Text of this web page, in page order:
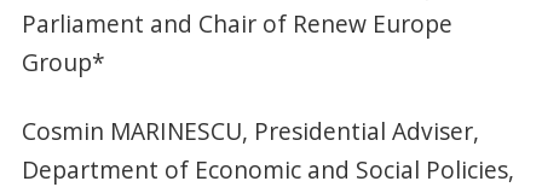
Parliament and Chair of Renew Europe
Group*
Cosmin MARINESCU, Presidential Adviser,
Department of Economic and Social Policies,